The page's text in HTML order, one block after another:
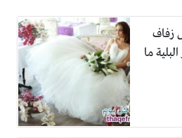
زفاف
ما